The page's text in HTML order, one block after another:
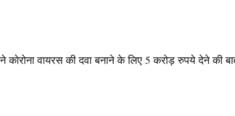
कोरोना वायरस की दवा बनाने के लिए 5 करोड़ रुपये देने की